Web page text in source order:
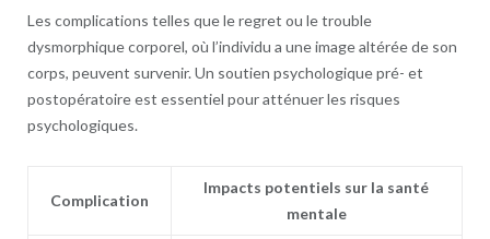
Les complications telles que le regret ou le trouble
dysmorphique corporel, où l’individu a une image altérée de son
corps, peuvent survenir. Un soutien psychologique pré- et
postopératoire est essentiel pour atténuer les risques
psychologiques.
Complication
Impacts potentiels sur la santé
mentale